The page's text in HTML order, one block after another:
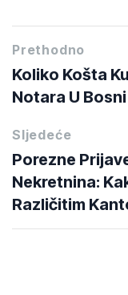
Prethodno
Koliko Košta
Notara U
Sljedeće
Porezne
Nekretnina:
Različitim